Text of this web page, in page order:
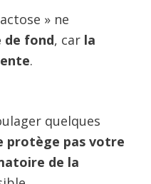
» ne
de fond, car la
.
quelques
protège pas votre
de la